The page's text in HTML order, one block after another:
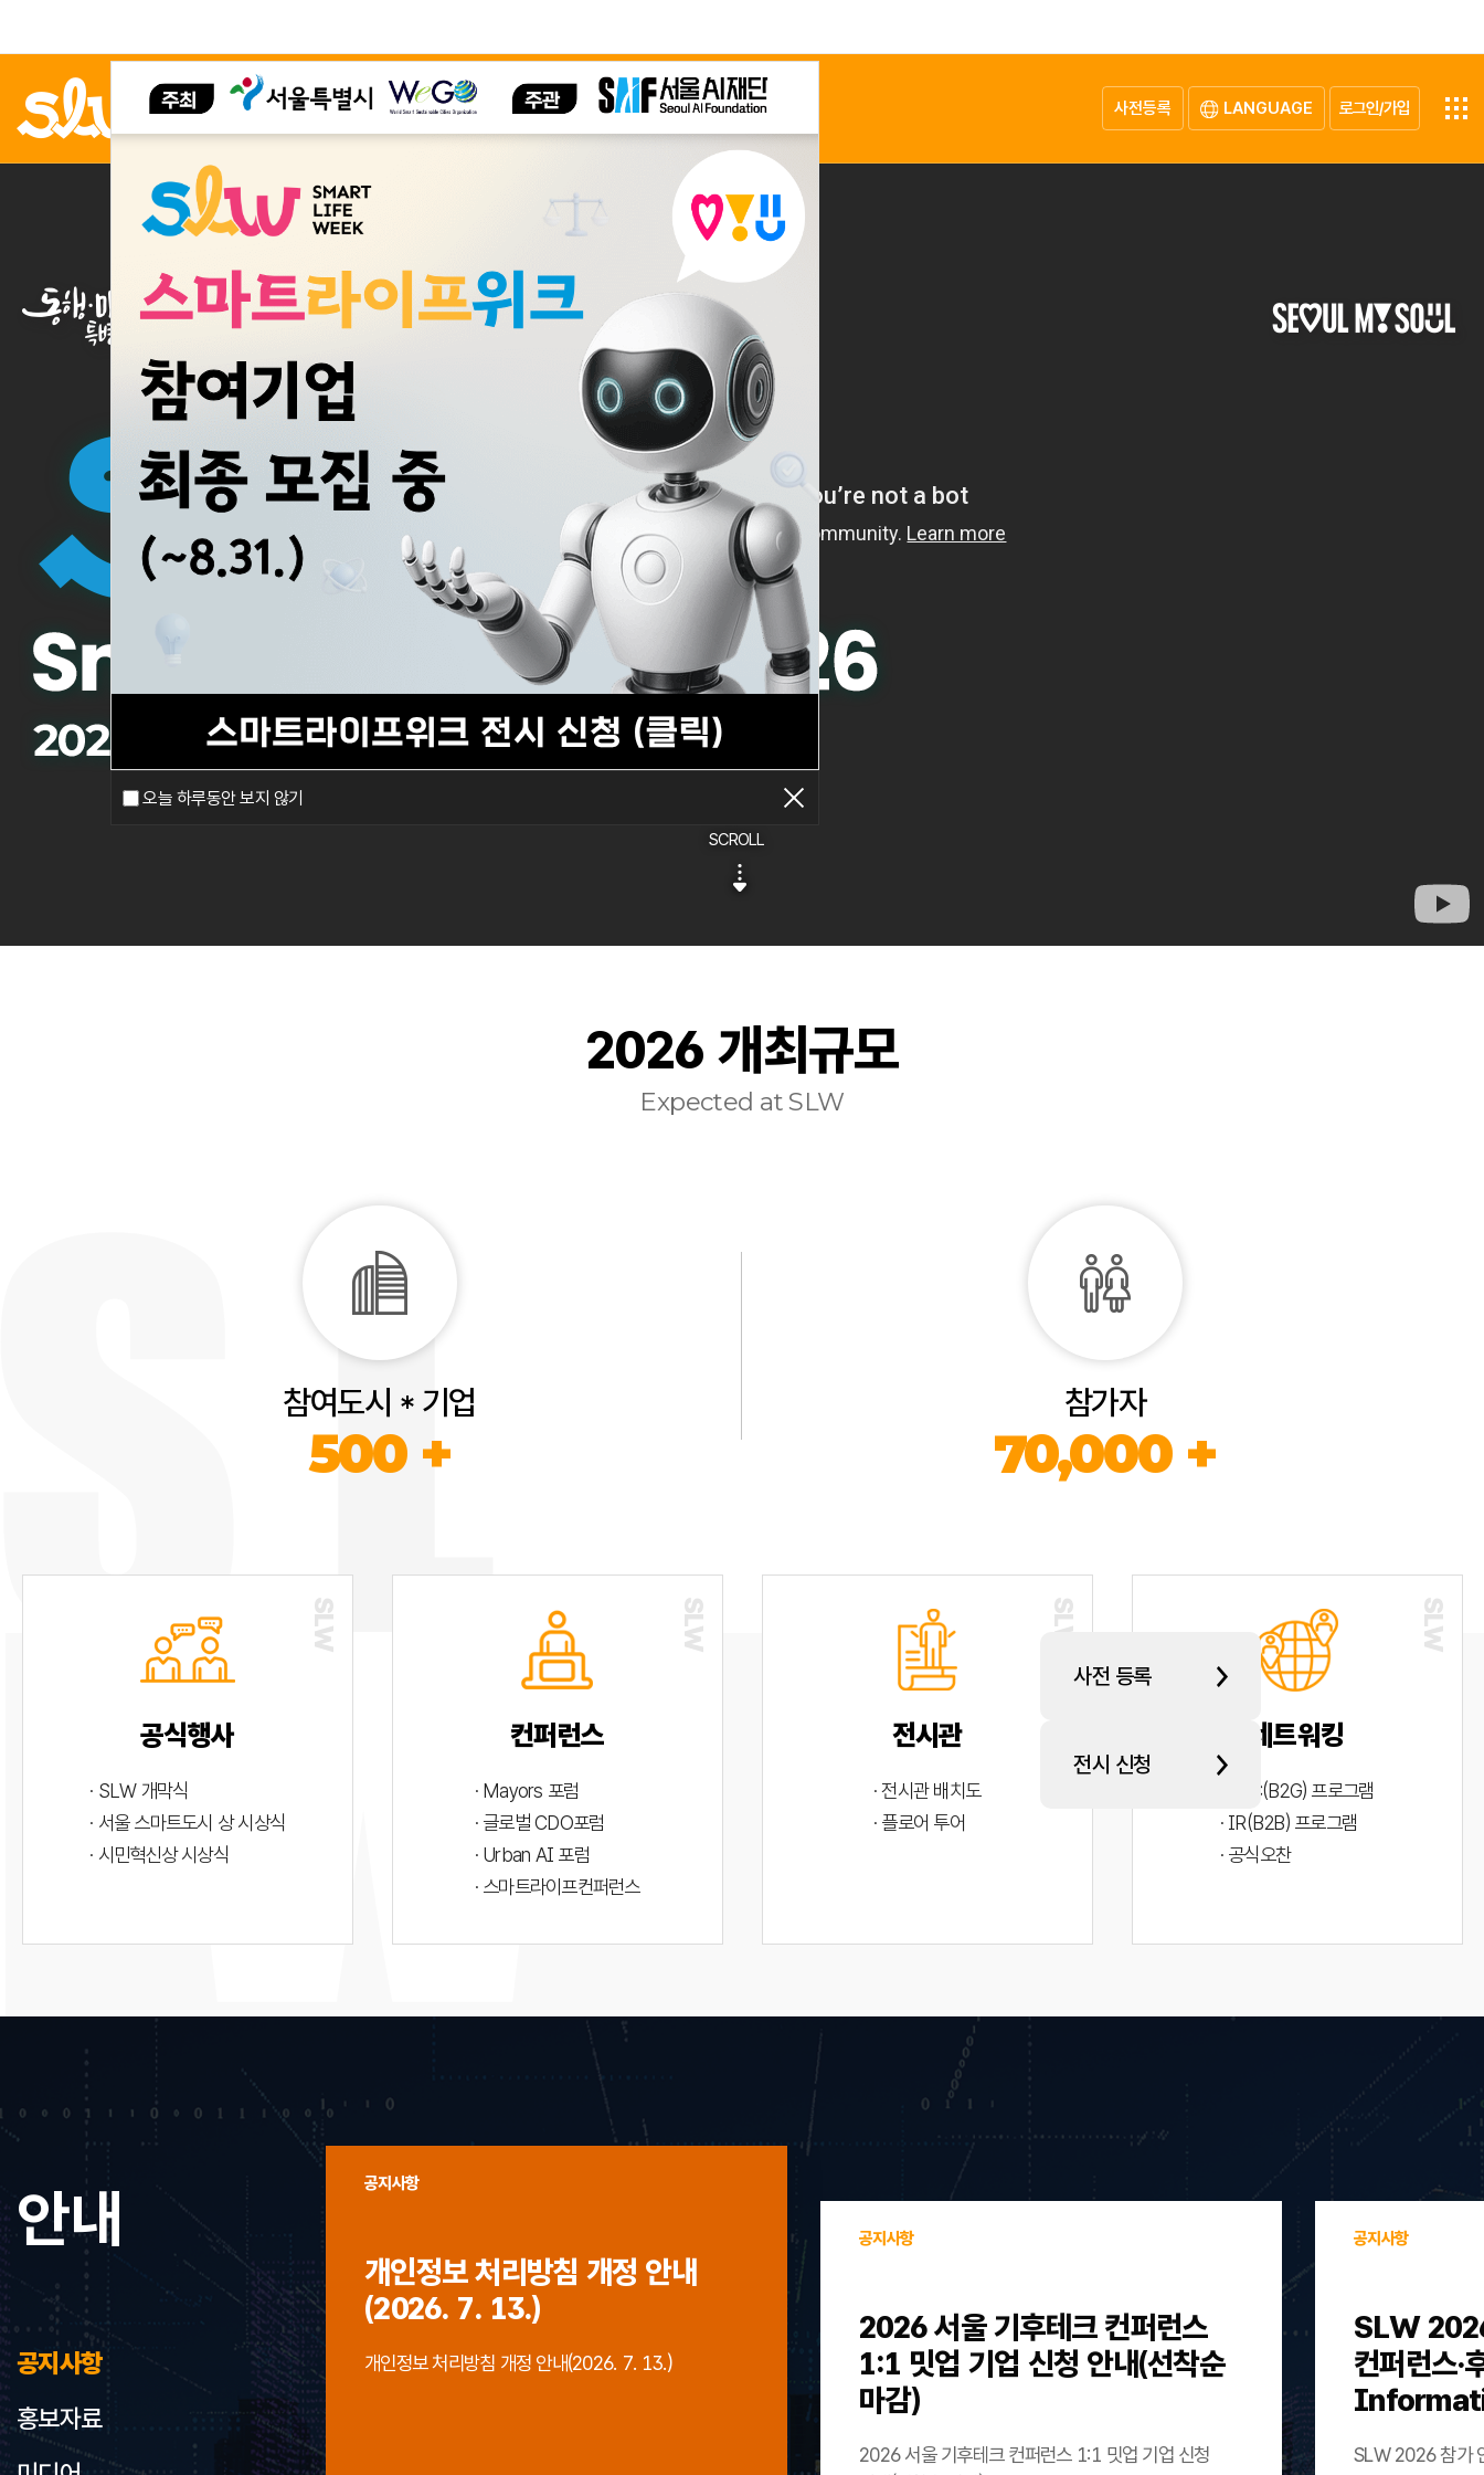
오늘 하루동안 보지 않기
사전등록 LANGUAGE 로그인/가입
SCROLL
사전 등록
전시 신청
2026 개최규모
Expected at SLW
참여도시 * 기업
500 +
참가자
70,000 +
공식행사
· SLW 개막식
· 서울 스마트도시 상 시상식
· 시민혁신상 시상식
컨퍼런스
· Mayors 포럼
· 글로벌 CDO포럼
· Urban AI 포럼
· 스마트라이프컨퍼런스
전시관
· 전시관 배치도
· 플로어 투어
네트워킹
· PYC(B2G) 프로그램
· IR(B2B) 프로그램
· 공식오찬
안내
공지사항
공지사항
개인정보 처리방침 개정 안내
(2026. 7. 13.)
개인정보 처리방침 개정 안내(2026. 7. 13.)
공지사항
2026 서울 기후테크 컨퍼런스
1:1 밋업 기업 신청 안내(선착순
마감)
2026 서울 기후테크 컨퍼런스 1:1 밋업 기업 신청
공지사항
SLW
컨퍼런스
SLW 2026 참가
홍보자료